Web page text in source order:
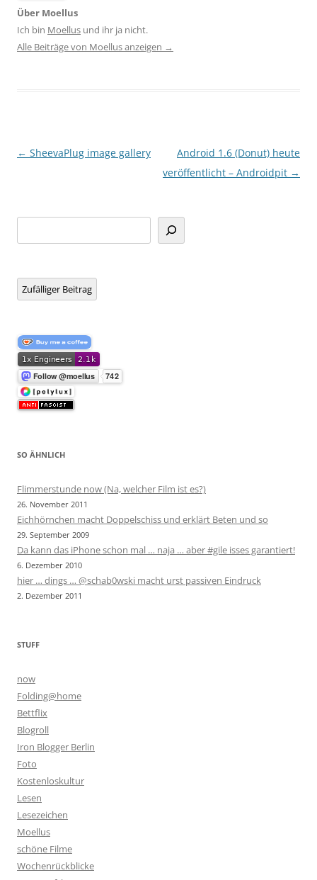
Über Moellus
Ich bin Moellus und ihr ja nicht.
Alle Beiträge von Moellus anzeigen →
Beitragsnavigation
← SheevaPlug image gallery
Android 1.6 (Donut) heute
veröffentlicht – Androidpit →
Zufälliger Beitrag
SO ÄHNLICH
Flimmerstunde now (Na, welcher Film ist es?)
26. November 2011
Eichhörnchen macht Doppelschiss und erklärt Beten und so
29. September 2009
Da kann das iPhone schon mal … naja … aber #gile isses garantiert!
6. Dezember 2010
hier … dings … @schab0wski macht urst passiven Eindruck
2. Dezember 2011
STUFF
now
Folding@home
Bettflix
Blogroll
Iron Blogger Berlin
Foto
Kostenloskultur
Lesen
Lesezeichen
Moellus
schöne Filme
Wochenrückblicke